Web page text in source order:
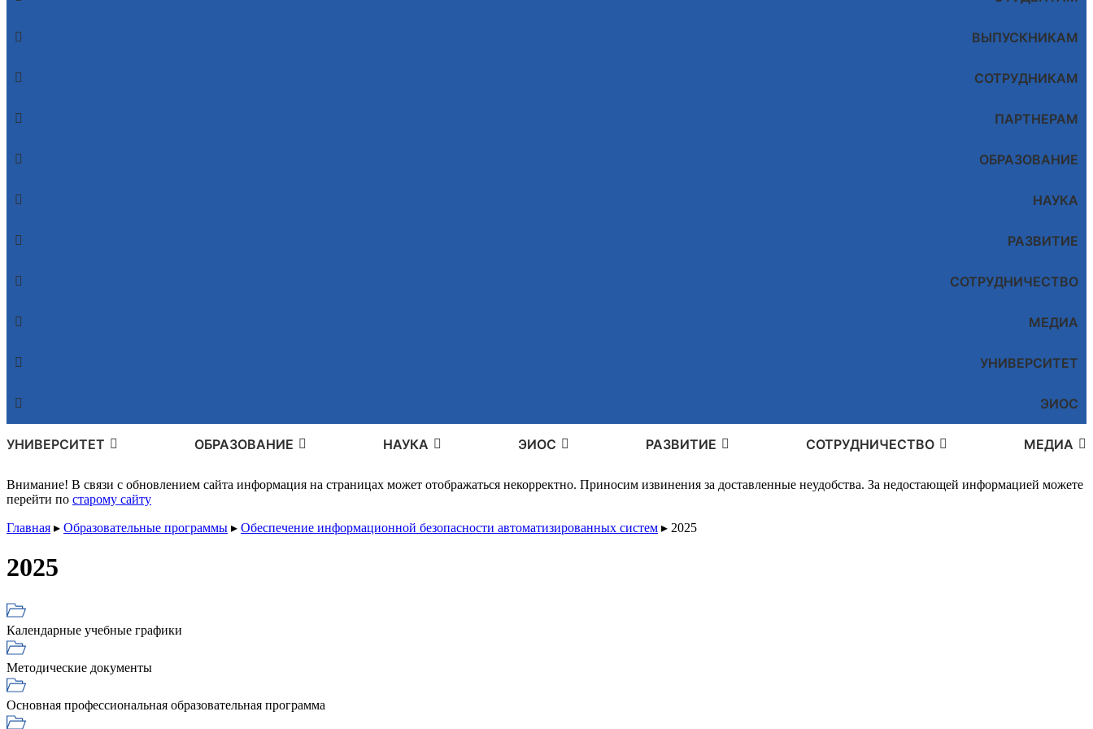
ВЫПУСКНИКАМ
СОТРУДНИКАМ
ПАРТНЕРАМ
ОБРАЗОВАНИЕ
НАУКА
РАЗВИТИЕ
СОТРУДНИЧЕСТВО
МЕДИА
УНИВЕРСИТЕТ
ЭИОС
УНИВЕРСИТЕТ ОБРАЗОВАНИЕ НАУКА ЭИОС РАЗВИТИЕ СОТРУДНИЧЕСТВО МЕДИА
Внимание! В связи с обновлением сайта информация на страницах может отображаться некорректно. Приносим извинения за доставленные неудобства. За недостающей информацией можете
перейти по старому сайту
Главная ▸ Образовательные программы ▸ Обеспечение информационной безопасности автоматизированных систем ▸ 2025
2025
Календарные учебные графики
Методические документы
Основная профессиональная образовательная программа